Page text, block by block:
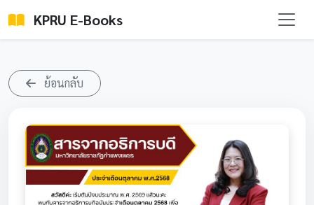
KPRU E-Books
ย้อนกลับ